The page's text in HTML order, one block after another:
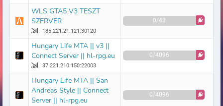
WLS GTA5 V3 TESZT
SZERVER
185.221.21.121:30120
0/48
Hungary Life MTA || v3 ||
Connect Server || hl-rpg.eu
37.221.210.150:22003
0/4096
Hungary Life MTA || San
Andreas Style || Connect
Server || hl-rpg.eu
0/4096